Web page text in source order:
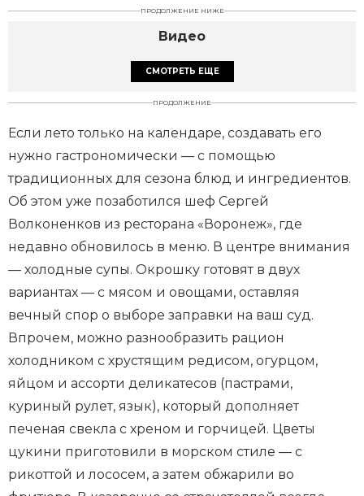
ПРОДОЛЖЕНИЕ НИЖЕ
Видео
СМОТРЕТЬ ЕЩЕ
ПРОДОЛЖЕНИЕ
Если лето только на календаре, создавать его
нужно гастрономически — с помощью
традиционных для сезона блюд и ингредиентов.
Об этом уже позаботился шеф Сергей
Волконенков из ресторана «Воронеж», где
недавно обновилось в меню. В центре внимания
— холодные супы. Окрошку готовят в двух
вариантах — с мясом и овощами, оставляя
вечный спор о выборе заправки на ваш суд.
Впрочем, можно разнообразить рацион
холодником с хрустящим редисом, огурцом,
яйцом и ассорти деликатесов (пастрами,
куриный рулет, язык), который дополняет
печеная свекла с хреном и горчицей. Цветы
цукини приготовили в морском стиле — с
рикоттой и лососем, а затем обжарили во